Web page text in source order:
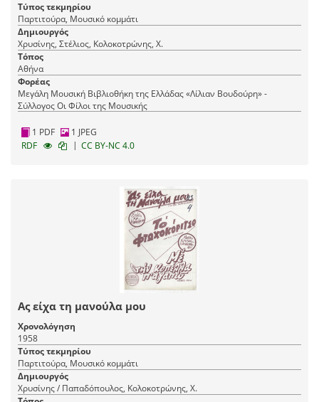
Τύπος τεκμηρίου
Παρτιτούρα, Μουσικό κομμάτι
Δημιουργός
Χρυσίνης, Στέλιος, Κολοκοτρώνης, Χ.
Τόπος
Αθήνα
Φορέας
Μεγάλη Μουσική Βιβλιοθήκη της Ελλάδας «Λίλιαν Βουδούρη» -
Σύλλογος Οι Φίλοι της Μουσικής
1 PDF
1 JPEG
RDF
| CC BY-NC 4.0
Ας είχα τη μανούλα μου
Χρονολόγηση
1958
Τύπος τεκμηρίου
Παρτιτούρα, Μουσικό κομμάτι
Δημιουργός
Χρυσίνης / Παπαδόπουλος, Κολοκοτρώνης, Χ.